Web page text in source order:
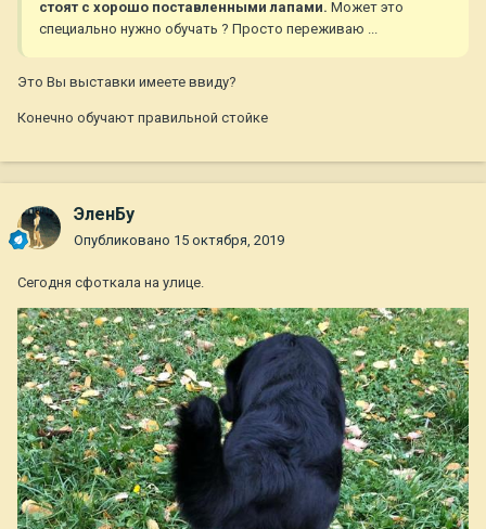
стоят с хорошо поставленными лапами. Может это
специально нужно обучать ? Просто переживаю ...
Это Вы выставки имеете ввиду?
Конечно обучают правильной стойке
ЭленБу
Опубликовано 15 октября, 2019
Сегодня сфоткала на улице.